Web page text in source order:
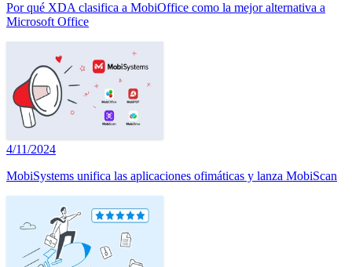
Por qué XDA clasifica a MobiOffice como la mejor alternativa a
Microsoft Office
4/11/2024
MobiSystems unifica las aplicaciones ofimáticas y lanza MobiScan